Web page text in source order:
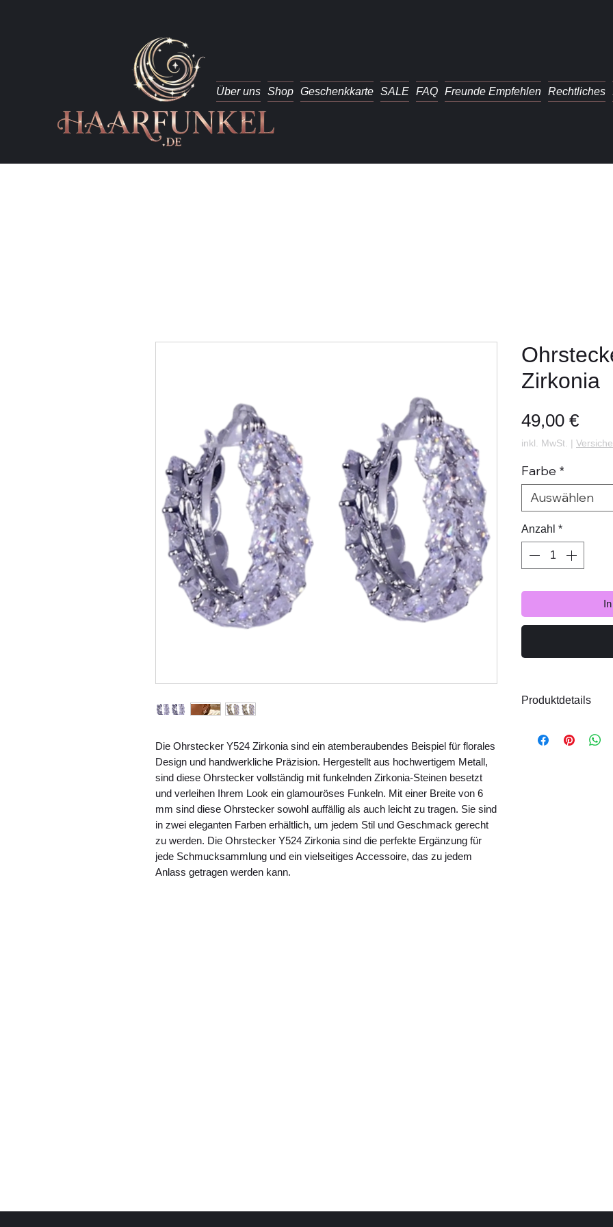
Über uns Shop Geschenkkarte SALE FAQ Freunde Empfehlen Rechtliches
Die Ohrstecker Y524 Zirkonia sind ein atemberaubendes Beispiel für florales
Design und handwerkliche Präzision. Hergestellt aus hochwertigem Metall,
sind diese Ohrstecker vollständig mit funkelnden Zirkonia-Steinen besetzt
und verleihen Ihrem Look ein glamouröses Funkeln. Mit einer Breite von 6
mm sind diese Ohrstecker sowohl auffällig als auch leicht zu tragen. Sie sind
in zwei eleganten Farben erhältlich, um jedem Stil und Geschmack gerecht
zu werden. Die Ohrstecker Y524 Zirkonia sind die perfekte Ergänzung für
jede Schmucksammlung und ein vielseitiges Accessoire, das zu jedem
Anlass getragen werden kann.
Zirkonia
49,00 €Preis
inkl. MwSt. |
Farbe *
Auswählen
Anzahl *
Produktdetails
Größe: ca. 6mm